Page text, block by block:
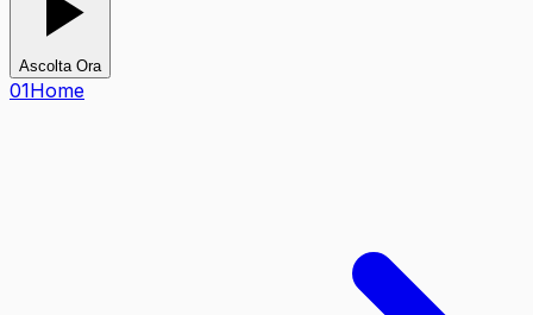
Ascolta Ora
01Home